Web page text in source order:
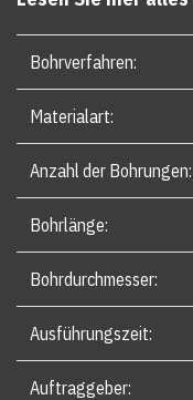
Bohrverfahren:
Materialart:
Anzahl der Bohrungen:
Bohrlänge:
Bohrdurchmesser:
Ausführungszeit:
Auftraggeber: